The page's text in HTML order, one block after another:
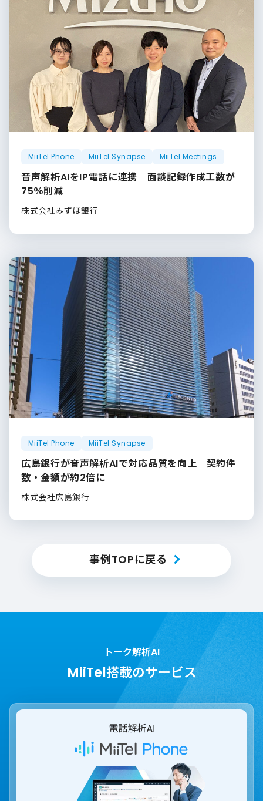
MiiTel Phone MiiTel Synapse MiiTel Meetings
音声解析AIをIP電話に連携 面談記録作成工数が
75％削減
株式会社みずほ銀行
MiiTel Phone MiiTel Synapse
広島銀行が音声解析AIで対応品質を向上 契約件
数・金額が約2倍に
株式会社広島銀行
事例TOPに戻る
トーク解析AI
MiiTel搭載のサービス